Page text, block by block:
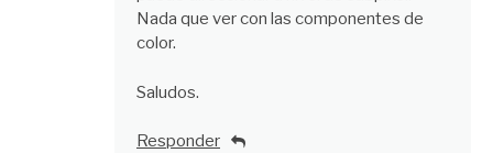
Nada que ver con las componentes de
color.
Saludos.
Responder